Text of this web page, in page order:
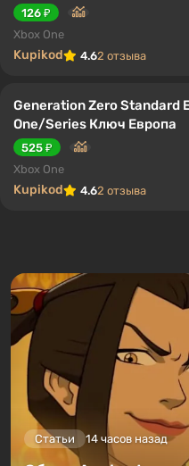
126 ₽
Xbox One
Kupikod 4.62 отзыва
Generation Zero Standard
One/Series Ключ Европа
525 ₽
Xbox One
Kupikod 4.62 отзыва
Статьи 14 часов назад